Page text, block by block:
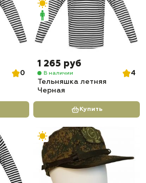
0
1 265 руб
В наличии
4
Тельняшка летняя
Черная
Купить